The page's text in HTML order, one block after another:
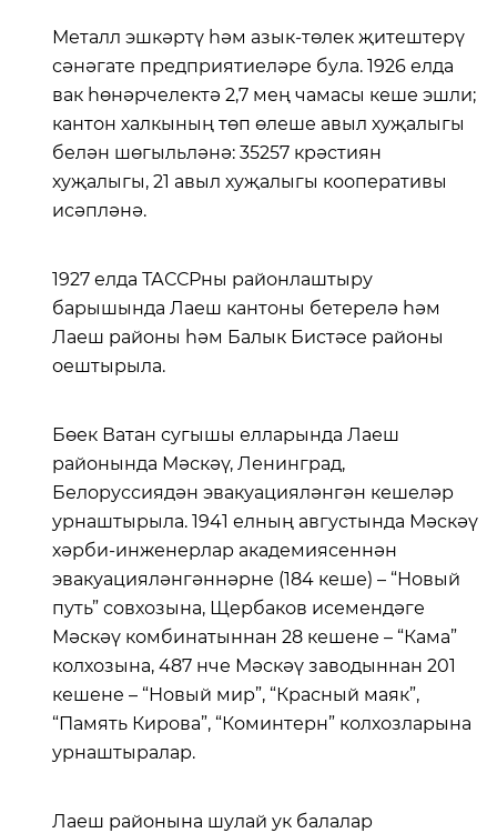
Металл эшкәртү һәм азык-төлек җитештерү
сәнәгате предприятиеләре була. 1926 елда
вак һөнәрчелектә 2,7 мең чамасы кеше эшли;
кантон халкының төп өлеше авыл хуҗалыгы
белән шөгыльләнә: 35257 крәстиян
хуҗалыгы, 21 авыл хуҗалыгы кооперативы
исәпләнә.
1927 елда ТАССРны районлаштыру
барышында Лаеш кантоны бетерелә һәм
Лаеш районы һәм Балык Бистәсе районы
оештырыла.
Бөек Ватан сугышы елларында Лаеш
районында Мәскәү, Ленинград,
Белоруссиядән эвакуацияләнгән кешеләр
урнаштырыла. 1941 елның августында Мәскәү
хәрби-инженерлар академиясеннән
эвакуацияләнгәннәрне (184 кеше) – “Новый
путь” совхозына, Щербаков исемендәге
Мәскәү комбинатыннан 28 кешене – “Кама”
колхозына, 487 нче Мәскәү заводыннан 201
кешене – “Новый мир”, “Красный маяк”,
“Память Кирова”, “Коминтерн” колхозларына
урнаштыралар.
Лаеш районына шулай ук балалар